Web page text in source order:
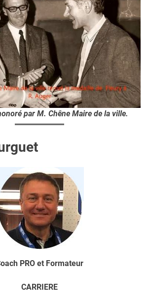
par M. Chêne Maire de la ville.
PRO et Formateur
CARRIERE